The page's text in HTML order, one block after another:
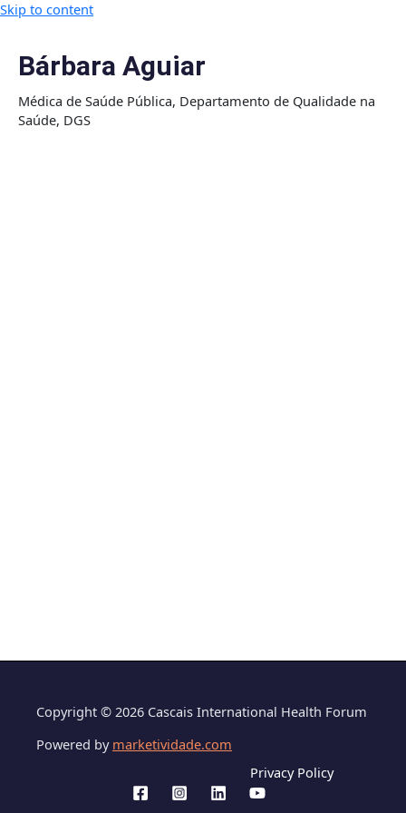
Skip to content
Bárbara Aguiar
Médica de Saúde Pública, Departamento de Qualidade na
Saúde, DGS
Copyright © 2026 Cascais International Health Forum
Powered by marketividade.com
Privacy Policy